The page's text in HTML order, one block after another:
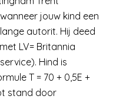
jouw kind een
autorit. Hij deed
LV= Britannia
Hind is
T = 70 + 0,5E +
stand door